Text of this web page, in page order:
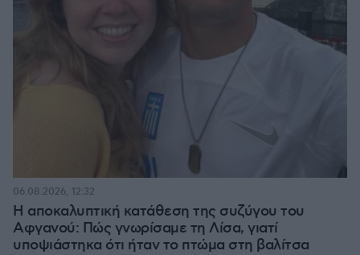
Η αποκαλυπτική κατάθεση της συζύγου του
Αφγανού: Πώς γνωρίσαμε τη Λίσα, γιατί
υποψιάστηκα ότι ήταν το πτώμα στη βαλίτσα
06.08.2026, 12:32